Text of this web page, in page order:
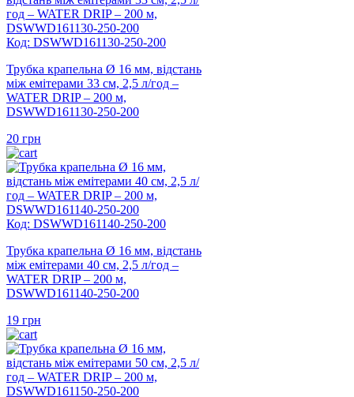
Код: DSWWD161130-250-200
Трубка крапельна Ø 16 мм, відстань
між емітерами 33 см, 2,5 л/год –
WATER DRIP – 200 м,
DSWWD161130-250-200
20 грн
Код: DSWWD161140-250-200
Трубка крапельна Ø 16 мм, відстань
між емітерами 40 см, 2,5 л/год –
WATER DRIP – 200 м,
DSWWD161140-250-200
19 грн